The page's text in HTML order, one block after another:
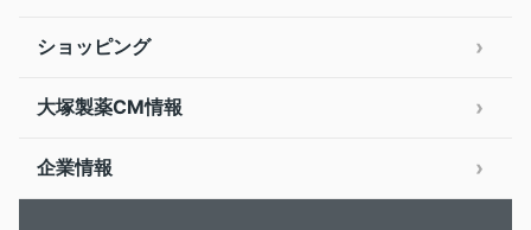
ショッピング
大塚製薬CM情報
企業情報